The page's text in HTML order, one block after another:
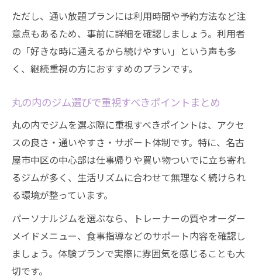
ただし、通い放題プランには利用時間や予約方法など注
意点もあるため、事前に詳細を確認しましょう。利用者
の「好きな時に通えるから続けやすい」という声も多
く、継続重視の方におすすめのプランです。
丸の内のジム選びで重視すべきポイントまとめ
丸の内でジムを選ぶ際に重視すべきポイントは、アクセ
スの良さ・通いやすさ・サポート体制です。特に、名古
屋市中区の中心部は仕事帰りや買い物ついでに立ち寄れ
るジムが多く、生活リズムに合わせて無理なく続けられ
る環境が整っています。
パーソナルジムを選ぶなら、トレーナーの質やオーダー
メイドメニュー、食事指導などのサポート内容を確認し
ましょう。体験プランで実際に雰囲気を感じることも大
切です。